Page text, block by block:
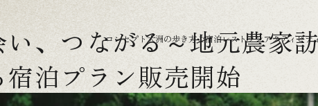
コンセプト大洲の歩き方ご宿泊レストランアクティビテ
、つながる～地元農家
泊プラン販売開始